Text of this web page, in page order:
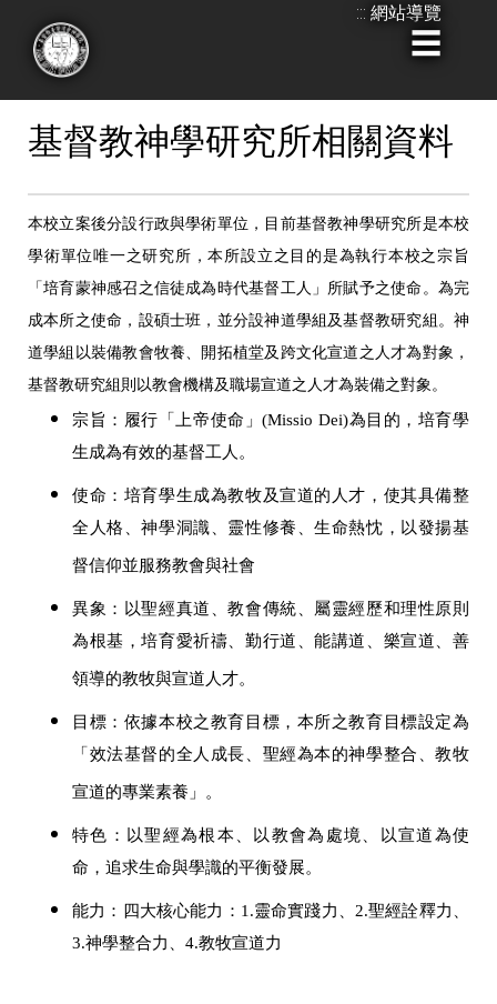
::: 網站導覽
基督教神學研究所相關資料
本校立案後分設行政與學術單位，目前基督教神學研究所是本校
學術單位唯一之研究所，本所設立之目的是為執行本校之宗旨
「培育蒙神感召之信徒成為時代基督工人」所賦予之使命。為完
成本所之使命，設碩士班，並分設神道學組及基督教研究組。神
道學組以裝備教會牧養、開拓植堂及跨文化宣道之人才為對象，
基督教研究組則以教會機構及職場宣道之人才為裝備之對象。
宗旨：履行「上帝使命」(Missio Dei)為目的，培育學
生成為有效的基督工人。
使命：培育學生成為教牧及宣道的人才，使其具備整
全人格、神學洞識、靈性修養、生命熱忱，以發揚基
督信仰並服務教會與社會
異象：以聖經真道、教會傳統、屬靈經歷和理性原則
為根基，培育愛祈禱、勤行道、能講道、樂宣道、善
領導的教牧與宣道人才。
目標：依據本校之教育目標，本所之教育目標設定為
「效法基督的全人成長、聖經為本的神學整合、教牧
宣道的專業素養」。
特色：以聖經為根本、以教會為處境、以宣道為使
命，追求生命與學識的平衡發展。
能力：四大核心能力：1.靈命實踐力、2.聖經詮釋力、
3.神學整合力、4.教牧宣道力